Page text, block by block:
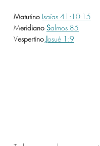
Matutino Isaías 41:10-15
Meridiano Salmos 85
Vespertino Josué 1:9